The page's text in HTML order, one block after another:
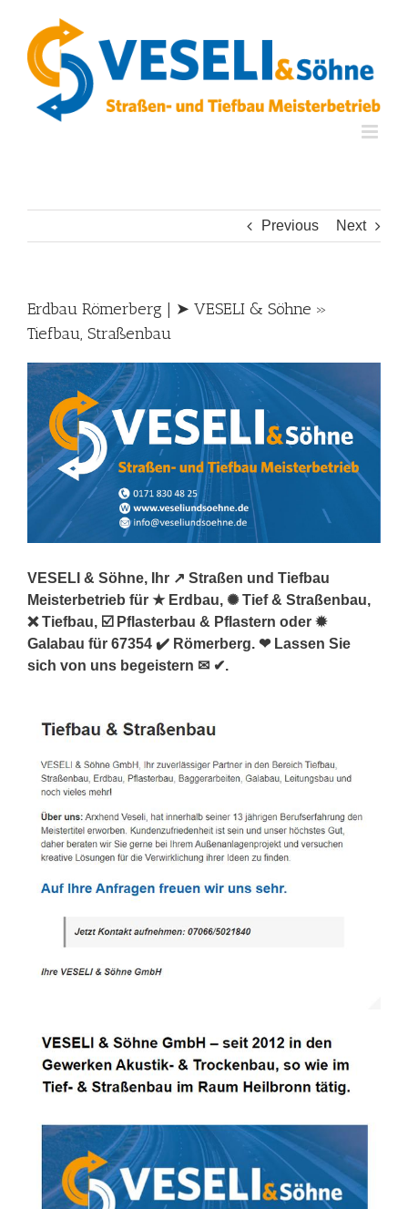
content
Previous Next
Erdbau Römerberg | ➤ VESELI & Söhne »
Tiefbau, Straßenbau
VESELI & Söhne, Ihr ↗️ Straßen und Tiefbau
Meisterbetrieb für ★ Erdbau, ✺ Tief & Straßenbau,
❌ Tiefbau, ☑️ Pflasterbau & Pflastern oder ✹
Galabau für 67354 ✔️ Römerberg. ❤ Lassen Sie
sich von uns begeistern ✉ ✔.